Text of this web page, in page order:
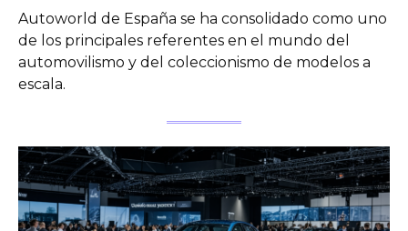
Autoworld de España se ha consolidado como uno
de los principales referentes en el mundo del
automovilismo y del coleccionismo de modelos a
escala.